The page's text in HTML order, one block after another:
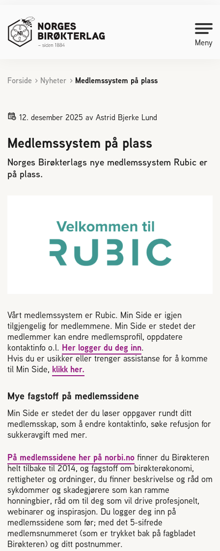
Meny
Kontakt oss
Bli medlem
Starte med birøkt
Medlemssider
Reaksjon på bistikk
Om Norges Birøkterlag
Nyheter
Kurs
Lover og regler
Sjekkliste for kjøp og salg av bier
Sykdom hos bier
Sukkeravgiftsrefusjon
Forside Nyheter Medlemssystem på plass
12. desember 2025 av Astrid Bjerke Lund
Medlemssystem på plass
Norges Birøkterlags nye medlemssystem Rubic er
på plass.
Vårt medlemssystem er Rubic. Min Side er igjen
tilgjengelig for medlemmene. Min Side er stedet der
medlemmer kan endre medlemsprofil, oppdatere
kontaktinfo o.l. Her logger du deg inn.
Hvis du er usikker eller trenger assistanse for å komme
til Min Side, klikk her.
Mye fagstoff på medlemssidene
Min Side er stedet der du løser oppgaver rundt ditt
medlemsskap, som å endre kontaktinfo, søke refusjon for
sukkeravgift med mer.
På medlemssidene her på norbi.no finner du Birøkteren
helt tilbake til 2014, og fagstoff om birøkterøkonomi,
rettigheter og ordninger, du finner beskrivelse og råd om
sykdommer og skadegjørere som kan ramme
honningbier, råd om til deg som vil drive profesjonelt,
webinarer og inspirasjon. Du logger deg inn på
medlemssidene som før; med det 5-sifrede
medlemsnummeret (som er trykket bak på fagbladet
Birøkteren) og ditt postnummer.